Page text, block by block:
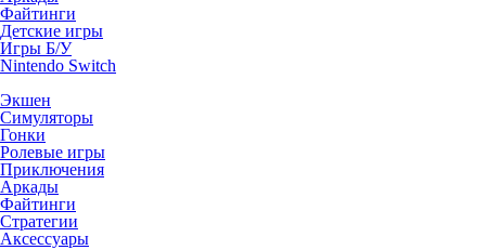
Файтинги
Детские игры
Игры Б/У
Nintendo Switch
Экшен
Симуляторы
Гонки
Ролевые игры
Приключения
Аркады
Файтинги
Стратегии
Аксессуары